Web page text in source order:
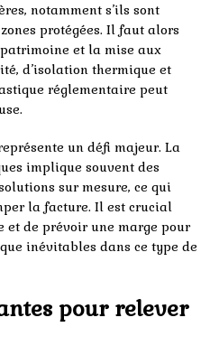
notamment s’ils sont
protégées. Il faut alors
et la mise aux
d’isolation thermique et
réglementaire peut
un défi majeur. La
implique souvent des
sur mesure, ce qui
la facture. Il est crucial
et de prévoir une marge pour
inévitables dans ce type de
pour relever